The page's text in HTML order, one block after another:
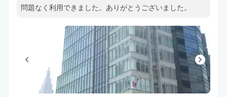
問題なく利用できました。ありがとうございました。